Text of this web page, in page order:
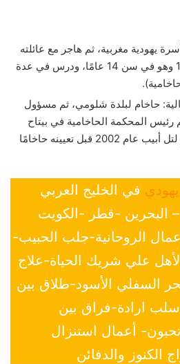
يهودية مغربية، ثم هاجر مع عائلته
إلى إسرائيل سنة 1962 وهو في سن 14 عامًا، ودرس في عدة
حاخام لبلدة شلومي، ثم مسؤول
رئيس المحكمة الحاخامية في بيتاح
تكفا، ثم الحاخام الأكبر لتل أبيب عام 2002 قبل تعيينه حاخامًا
في الخليج العربي
– البحرين -قطر -الكويت
الروحانية-جلب الحبيب-
علي شريك الحياة-علاج
السفلي الأسود-طلاق بين
ارادة-فراق بين
أعمال استنزال
والدفائن